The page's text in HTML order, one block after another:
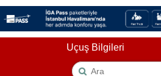
Uçuş Bilgileri